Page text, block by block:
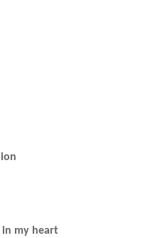
in my heart